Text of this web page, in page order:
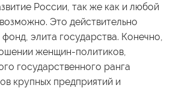
России, так же как и любой
Это действительно
элита государства. Конечно,
женщин-политиков,
государственного ранга
крупных предприятий и